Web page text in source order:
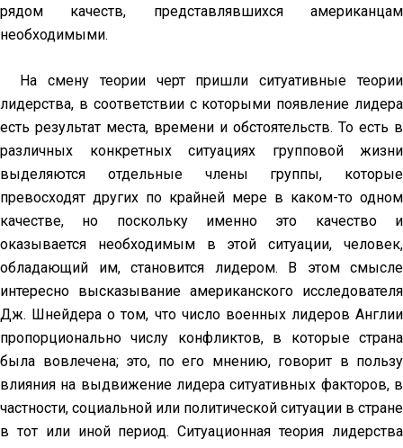
рядом качеств, представлявшихся американцам
необходимыми.
На смену теории черт пришли ситуативные теории
лидерства, в соответствии с которыми появление лидера
есть результат места, времени и обстоятельств. То есть в
различных конкретных ситуациях групповой жизни
выделяются отдельные члены группы, которые
превосходят других по крайней мере в каком-то одном
качестве, но поскольку именно это качество и
оказывается необходимым в этой ситуации, человек,
обладающий им, становится лидером. В этом смысле
интересно высказывание американского исследователя
Дж. Шнейдера о том, что число военных лидеров Англии
пропорционально числу конфликтов, в которые страна
была вовлечена; это, по его мнению, говорит в пользу
влияния на выдвижение лидера ситуативных факторов, в
частности, социальной или политической ситуации в стране
в тот или иной период. Ситуационная теория лидерства